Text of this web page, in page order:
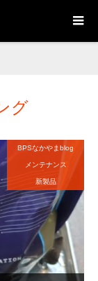
グ
BPSなかやまblog
メンテナンス
新製品